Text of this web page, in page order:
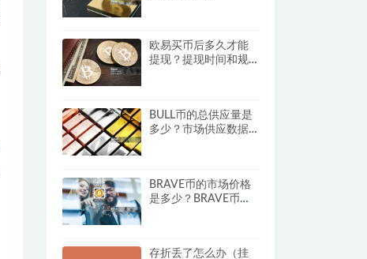
欧易买币后多久才能
提现？提现时间和规
BULL币的总供应量是
多少？市场供应数据
BRAVE币的市场价格
是多少？BRAVE币的
存折丢了怎么办（挂